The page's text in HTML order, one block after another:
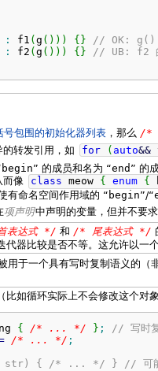
: f1 (g ( ) ) ) { }
// OK: g()
: f2 (g ( ) ) ) { }
// UB: f2 的
号包围的初始化器列表 ，那么 /*
转发引用，如
for ( auto&&
begin” 的成员和名为 “end ” 的
而像
class meow { enum {
有命名空间作用域的 “ begin”/“
项声明中声明的变量，但并不要
表达式 */ 和 /* 尾表达式 */
代器比较是否不等。这允许以一
用于一个具有写时复制语义的
比如循环实际上不会修改这个对
{ /* ... */ } ;
// 写时
/* ... */ ;
{ /* ... */ } // 可能会